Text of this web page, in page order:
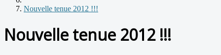
Nouvelle tenue 2012 !!!
Nouvelle tenue 2012 !!!